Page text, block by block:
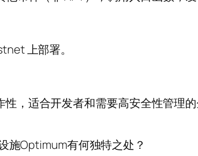
上部署。
，适合开发者和需要高安全性管理
施Optimum有何独特之处？